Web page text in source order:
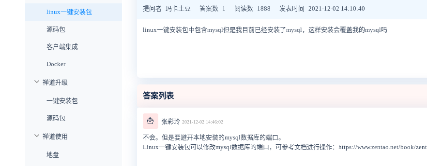
linux一键安装包
源码包
客户端集成
Docker
禅道升级
一键安装包
源码包
禅道使用
地盘
提问者 玛卡土豆 答案数 1 阅读数 1888 发表时间 2021-12-02 14:10:40
linux一键安装包中包含mysql但是我目前已经安装了mysql，这样安装会覆盖我的mysql吗
答案列表
🍟 张彩玲 2021-12-02 14:46:02
不会。但是要避开本地安装的mysql数据库的端口。
Linux一键安装包可以修改mysql数据库的端口，可参考文档进行操作：https://www.zentao.net/book/